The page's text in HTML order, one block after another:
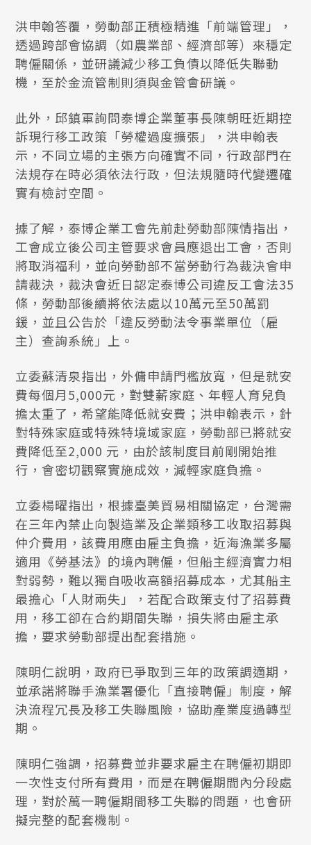
洪申翰答覆，勞動部正積極精進「前端管理」，
透過跨部會協調（如農業部、經濟部等）來穩定
聘僱關係，並研議減少移工負債以降低失聯動
機，至於金流管制則須與金管會研議。
此外，邱鎮軍詢問泰博企業董事長陳朝旺近期控
訴現行移工政策「勞權過度擴張」，洪申翰表
示，不同立場的主張方向確實不同，行政部門在
法規存在時必須依法行政，但法規隨時代變遷確
實有檢討空間。
據了解，泰博企業工會先前赴勞動部陳情指出，
工會成立後公司主管要求會員應退出工會，否則
將取消福利，並向勞動部不當勞動行為裁決會申
請裁決，裁決會近日認定泰博公司違反工會法35
條，勞動部後續將依法處以10萬元至50萬罰
鍰，並且公告於「違反勞動法令事業單位（雇
主）查詢系統」上。
立委蘇清泉指出，外傭申請門檻放寬，但是就安
費每個月5,000元，對雙薪家庭、年輕人育兒負
擔太重了，希望能降低就安費；洪申翰表示，針
對特殊家庭或特殊特境域家庭，勞動部已將就安
費降低至2,000 元，由於該制度目前剛開始推
行，會密切觀察實施成效，減輕家庭負擔。
立委楊曜指出，根據臺美貿易相關協定，台灣需
在三年內禁止向製造業及企業類移工收取招募與
仲介費用，該費用應由雇主負擔，近海漁業多屬
適用《勞基法》的境內聘僱，但船主經濟實力相
對弱勢，難以獨自吸收高額招募成本，尤其船主
最擔心「人財兩失」，若配合政策支付了招募費
用，移工卻在合約期間失聯，損失將由雇主承
擔，要求勞動部提出配套措施。
陳明仁說明，政府已爭取到三年的政策調適期，
並承諾將聯手漁業署優化「直接聘僱」制度，解
決流程冗長及移工失聯風險，協助產業度過轉型
期。
陳明仁強調，招募費並非要求雇主在聘僱初期即
一次性支付所有費用，而是在聘僱期間內分段處
理，對於萬一聘僱期間移工失聯的問題，也會研
擬完整的配套機制。